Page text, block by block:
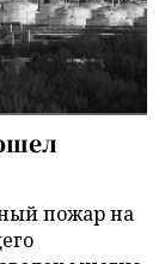
пожар на